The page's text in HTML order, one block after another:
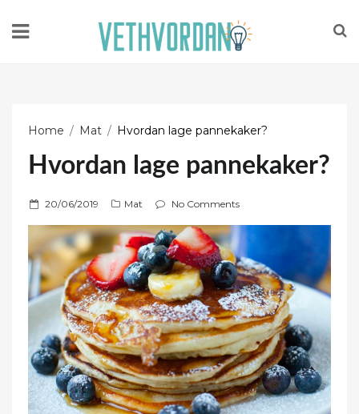
Home Mat Hvordan lage pannekaker?
Hvordan lage pannekaker?
P
o
s
t
e
d
n
20/06/2019 Mat No Comments